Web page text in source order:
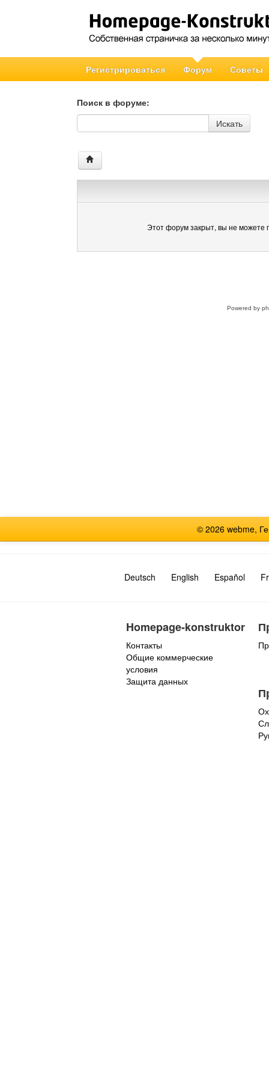
Регистрироваться Форум Советы
Поиск в форуме:
Поиск в форуме
Искать
Этот форум закрыт, вы не можете
Powered by
© 2026 webme,
Deutsch English Español
Homepage-konstruktor
Контакты
Общие коммерческие
условия
Защита данных